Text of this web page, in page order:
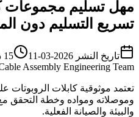
مهل تسليم مجموعات
تسريع التسليم دون
تاريخ النشر 2026-03-11 15 دقيقة للقراءة
Assembly Engineering Team
تعتمد موثوقية كابلات الروبوتات
وموصلاته ومواده وخطة التحقق
والبيئة والصيانة الفعلية.